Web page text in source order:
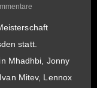
statt.
Mhadhbi, Jonny
Mitev, Lennox